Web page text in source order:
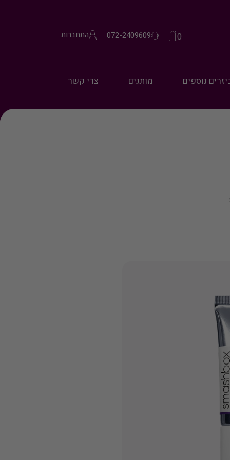
0
072-2409609 התחברות
נוספים מותגים צרי קשר